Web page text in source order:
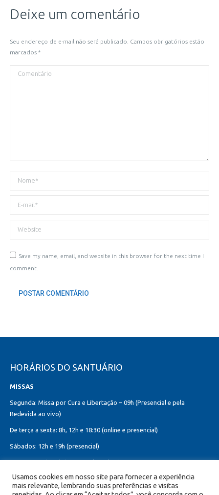
Deixe um comentário
Seu endereço de e-mail não será publicado. Campos obrigatórios estão
marcados *
Comentário
Nome *
E-mail *
Website
Save my name, email, and website in this browser for the next time I
comment.
POSTAR COMENTÁRIO
HORÁRIOS DO SANTUÁRIO
MISSAS
Segunda: Missa por Cura e Libertação – 09h (Presencial e pela
Redevida ao vivo)
De terça a sexta: 8h, 12h e 18:30 (online e presencial)
Sábados: 12h e 19h (presencial)
Domingos: 8h, 10h (presencial e online)
12h, 18h30 (presencial)
Missa do Sagrado Coração de Jesus:
Usamos cookies em nosso site para fornecer a experiência
mais relevante, lembrando suas preferências e visitas